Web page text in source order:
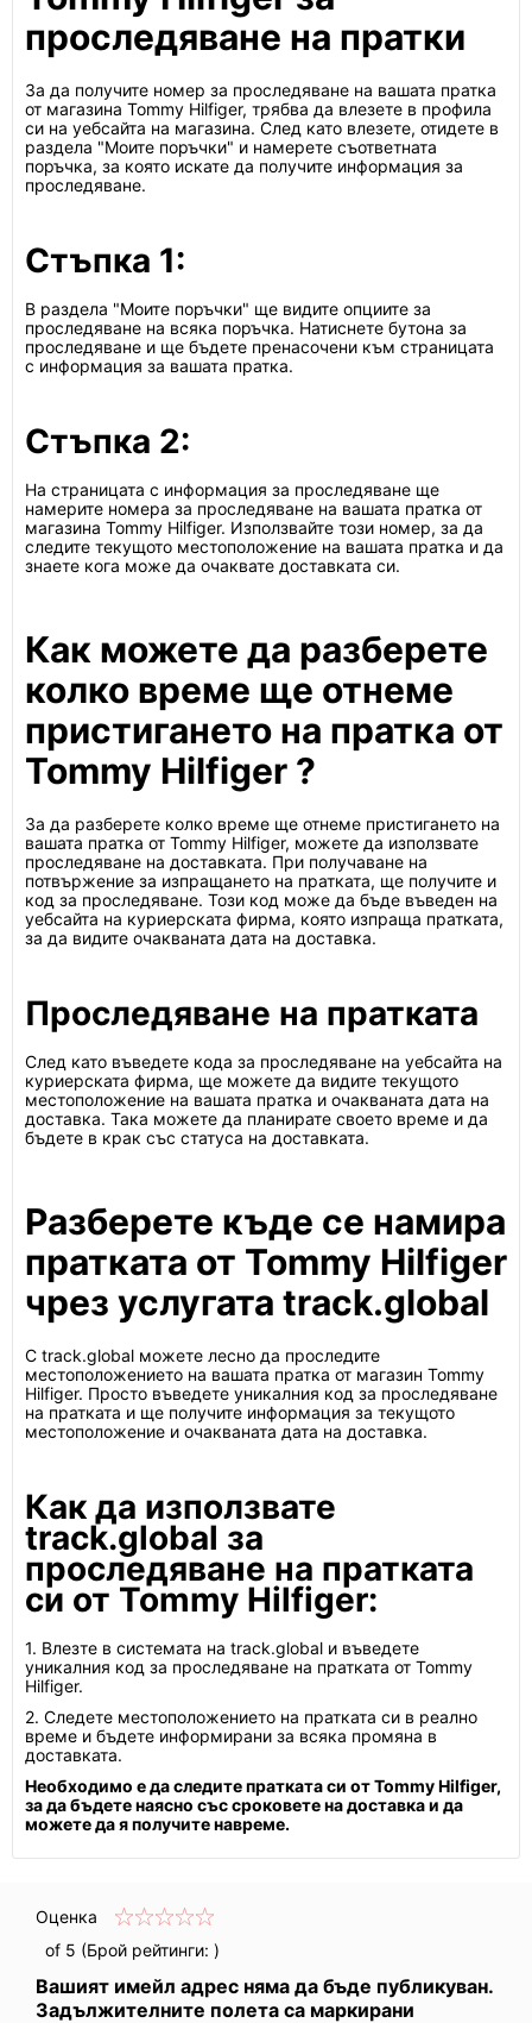
проследяване на пратки
За да получите номер за проследяване на вашата пратка
от магазина Tommy Hilfiger, трябва да влезете в профила
си на уебсайта на магазина. След като влезете, отидете в
раздела "Моите поръчки" и намерете съответната
поръчка, за която искате да получите информация за
проследяване.
Стъпка 1:
В раздела "Моите поръчки" ще видите опциите за
проследяване на всяка поръчка. Натиснете бутона за
проследяване и ще бъдете пренасочени към страницата
с информация за вашата пратка.
Стъпка 2:
На страницата с информация за проследяване ще
намерите номера за проследяване на вашата пратка от
магазина Tommy Hilfiger. Използвайте този номер, за да
следите текущото местоположение на вашата пратка и да
знаете кога може да очаквате доставката си.
Как можете да разберете
колко време ще отнеме
пристигането на пратка от
Tommy Hilfiger ?
За да разберете колко време ще отнеме пристигането на
вашата пратка от Tommy Hilfiger, можете да използвате
проследяване на доставката. При получаване на
потвържение за изпращането на пратката, ще получите и
код за проследяване. Този код може да бъде въведен на
уебсайта на куриерската фирма, която изпраща пратката,
за да видите очакваната дата на доставка.
Проследяване на пратката
След като въведете кода за проследяване на уебсайта на
куриерската фирма, ще можете да видите текущото
местоположение на вашата пратка и очакваната дата на
доставка. Така можете да планирате своето време и да
бъдете в крак със статуса на доставката.
Разберете къде се намира
пратката от Tommy Hilfiger
чрез услугата track.global
С track.global можете лесно да проследите
местоположението на вашата пратка от магазин Tommy
Hilfiger. Просто въведете уникалния код за проследяване
на пратката и ще получите информация за текущото
местоположение и очакваната дата на доставка.
Как да използвате
track.global за
проследяване на пратката
си от Tommy Hilfiger:
1. Влезте в системата на track.global и въведете
уникалния код за проследяване на пратката от Tommy
Hilfiger.
2. Следете местоположението на пратката си в реално
време и бъдете информирани за всяка промяна в
доставката.
Необходимо е да следите пратката си от Tommy Hilfiger,
за да бъдете наясно със сроковете на доставка и да
можете да я получите навреме.
Оценка
of 5 (Брой рейтинги: )
Вашият имейл адрес няма да бъде публикуван.
Задължителните полета са маркирани